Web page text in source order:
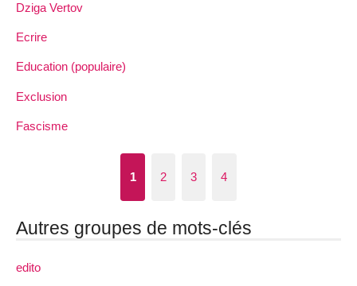
Dziga Vertov
Ecrire
Education (populaire)
Exclusion
Fascisme
1 2 3 4
Autres groupes de mots-clés
edito